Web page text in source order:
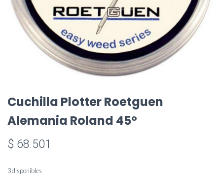
Cuchilla Plotter Roetguen
Alemania Roland 45º
$ 68.501
3 disponibles